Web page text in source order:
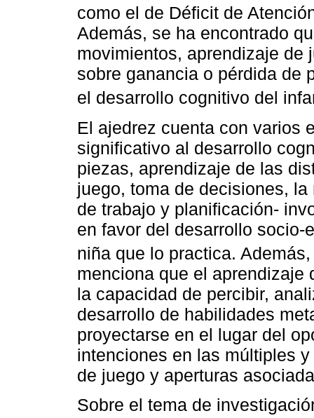
como el de Déficit de
Además, se ha encontrado
movimientos, aprendizaje de
sobre ganancia o pérdida de
el desarrollo cognitivo del
El ajedrez cuenta con varios
significativo al desarrollo
piezas, aprendizaje de las
juego, toma de decisiones,
de trabajo y planificación-
en favor del desarrollo
niña que lo practica.
menciona que el aprendizaje
la capacidad de percibir,
desarrollo de habilidades
proyectarse en el lugar del
intenciones en las múltiples
de juego y aperturas
Sobre el tema de